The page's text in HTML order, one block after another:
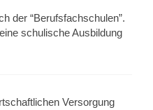
der “Berufsfachschulen”.
schulische Ausbildung
Versorgung